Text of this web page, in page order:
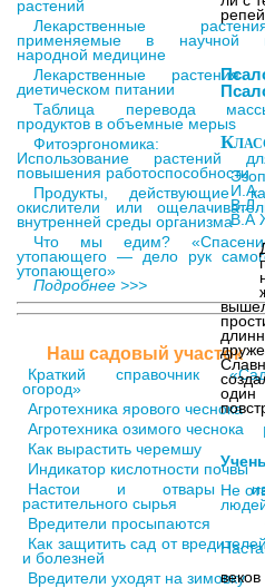
растений
Лекарственные
применяемые в научной
народной медицине
Лекарственные растения
диетическом питании
Таблица перевода
продуктов в объемные мерыs
Фитоэргономика:
Использование растений
повышения работоспособности
Продукты, действующие
окислители или
внутренней среды организма
Что мы едим?
утопающего — дело рук
утопающего»
Подробнее >>>
Наш садовый участок
Краткий справочник
огород»
Агротехника ярового чеснока
Агротехника озимого чеснока
Как вырастить черемшу
Индикатор кислотности почвы
Настои и отвары
растительного сырья
Вредители просыпаются
Как защитить сад от
и болезней
Вредители уходят на зимовку
Эзоп
И.А.
В.Л.
В.А
Не
Х.
веков